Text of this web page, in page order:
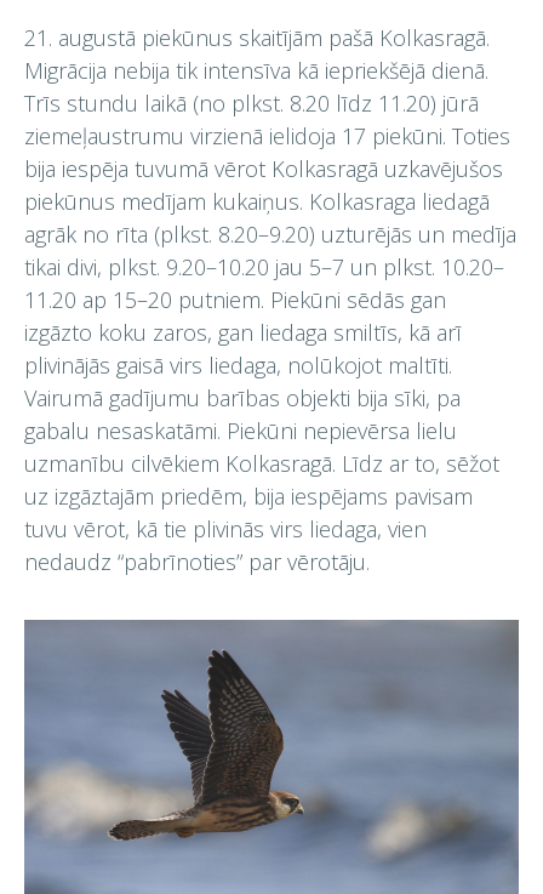
21. augustā piekūnus skaitījām pašā Kolkasragā.
Migrācija nebija tik intensīva kā iepriekšējā dienā.
Trīs stundu laikā (no plkst. 8.20 līdz 11.20) jūrā
ziemeļaustrumu virzienā ielidoja 17 piekūni. Toties
bija iespēja tuvumā vērot Kolkasragā uzkavējušos
piekūnus medījam kukaiņus. Kolkasraga liedagā
agrāk no rīta (plkst. 8.20–9.20) uzturējās un medīja
tikai divi, plkst. 9.20–10.20 jau 5–7 un plkst. 10.20–
11.20 ap 15–20 putniem. Piekūni sēdās gan
izgāzto koku zaros, gan liedaga smiltīs, kā arī
plivinājās gaisā virs liedaga, nolūkojot maltīti.
Vairumā gadījumu barības objekti bija sīki, pa
gabalu nesaskatāmi. Piekūni nepievērsa lielu
uzmanību cilvēkiem Kolkasragā. Līdz ar to, sēžot
uz izgāztajām priedēm, bija iespējams pavisam
tuvu vērot, kā tie plivinās virs liedaga, vien
nedaudz “pabrīnoties” par vērotāju.